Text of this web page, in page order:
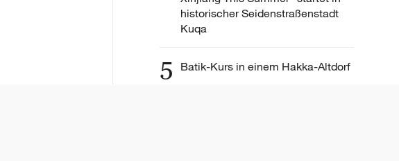
historischer Seidenstraßenstadt
Kuqa
5 Batik-Kurs in einem Hakka-Altdorf